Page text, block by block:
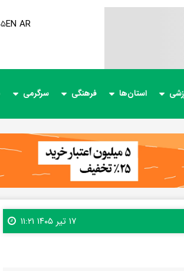
۱۴۰۵EN AR
استان‌ها فرهنگی سرگرمی
۱۷ تیر ۱۴۰۵ ۱۱:۲۱